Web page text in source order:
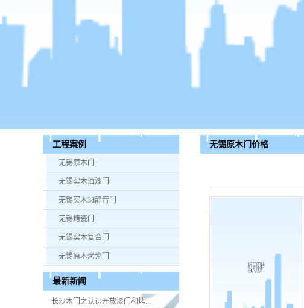
工程案例
无锡原木门
无锡实木油漆门
无锡实木3d静音门
无锡烤瓷门
无锡实木复合门
无锡原木烤瓷门
最新新闻
长沙木门之认识开放漆门和烤...
无锡原木门价格